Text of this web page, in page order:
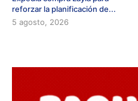
reforzar la planificación de...
5 agosto, 2026